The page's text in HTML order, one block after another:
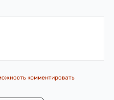
комментировать